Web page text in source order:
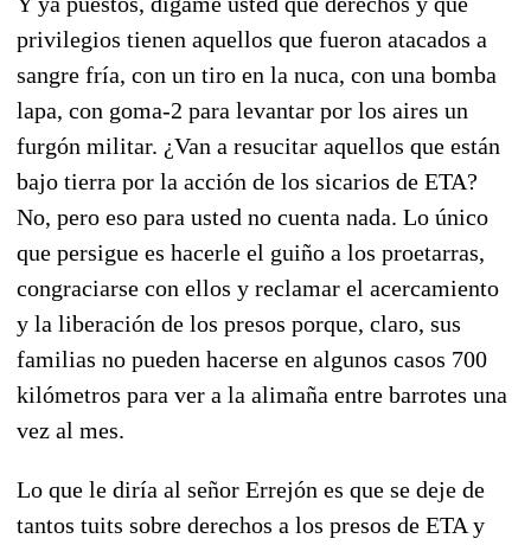
privilegios tienen aquellos que fueron atacados a
sangre fría, con un tiro en la nuca, con una bomba
lapa, con goma-2 para levantar por los aires un
furgón militar. ¿Van a resucitar aquellos que están
bajo tierra por la acción de los sicarios de ETA?
No, pero eso para usted no cuenta nada. Lo único
que persigue es hacerle el guiño a los proetarras,
congraciarse con ellos y reclamar el acercamiento
y la liberación de los presos porque, claro, sus
familias no pueden hacerse en algunos casos 700
kilómetros para ver a la alimaña entre barrotes una
vez al mes.
Lo que le diría al señor Errejón es que se deje de
tantos tuits sobre derechos a los presos de ETA y